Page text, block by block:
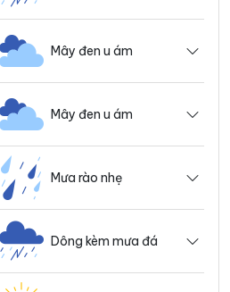
Mây đen u ám
Mây đen u ám
Mưa rào nhẹ
Dông kèm mưa đá